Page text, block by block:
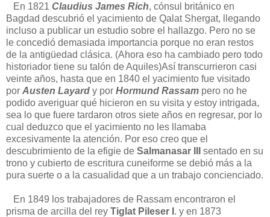
En 1821 Claudius James Rich, cónsul británico en
Bagdad descubrió el yacimiento de Qalat Shergat, llegando
incluso a publicar un estudio sobre el hallazgo. Pero no se
le concedió demasiada importancia porque no eran restos
de la antigüedad clásica. (Ahora eso ha cambiado pero todo
historiador tiene su talón de Aquiles)Así transcurrieron casi
veinte años, hasta que en 1840 el yacimiento fue visitado
por Austen Layard y por Hormund Rassam pero no he
podido averiguar qué hicieron en su visita y estoy intrigada,
sea lo que fuere tardaron otros siete años en regresar, por lo
cual deduzco que el yacimiento no les llamaba
excesivamente la atención. Por eso creo que el
descubrimiento de la efigie de Salmanasar III
sentado en su
trono y cubierto de escritura cuneiforme se debió más a la
pura suerte o a la casualidad que a un trabajo concienciado.
En 1849 los trabajadores de Rassam encontraron el
prisma de arcilla del rey Tiglat Pileser I . y en 1873